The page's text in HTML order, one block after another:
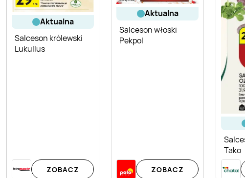
aktualna
Salceson królewski
Lukullus
ZOBACZ
aktualna
Salceson włoski
Pekpol
ZOBACZ
Tako